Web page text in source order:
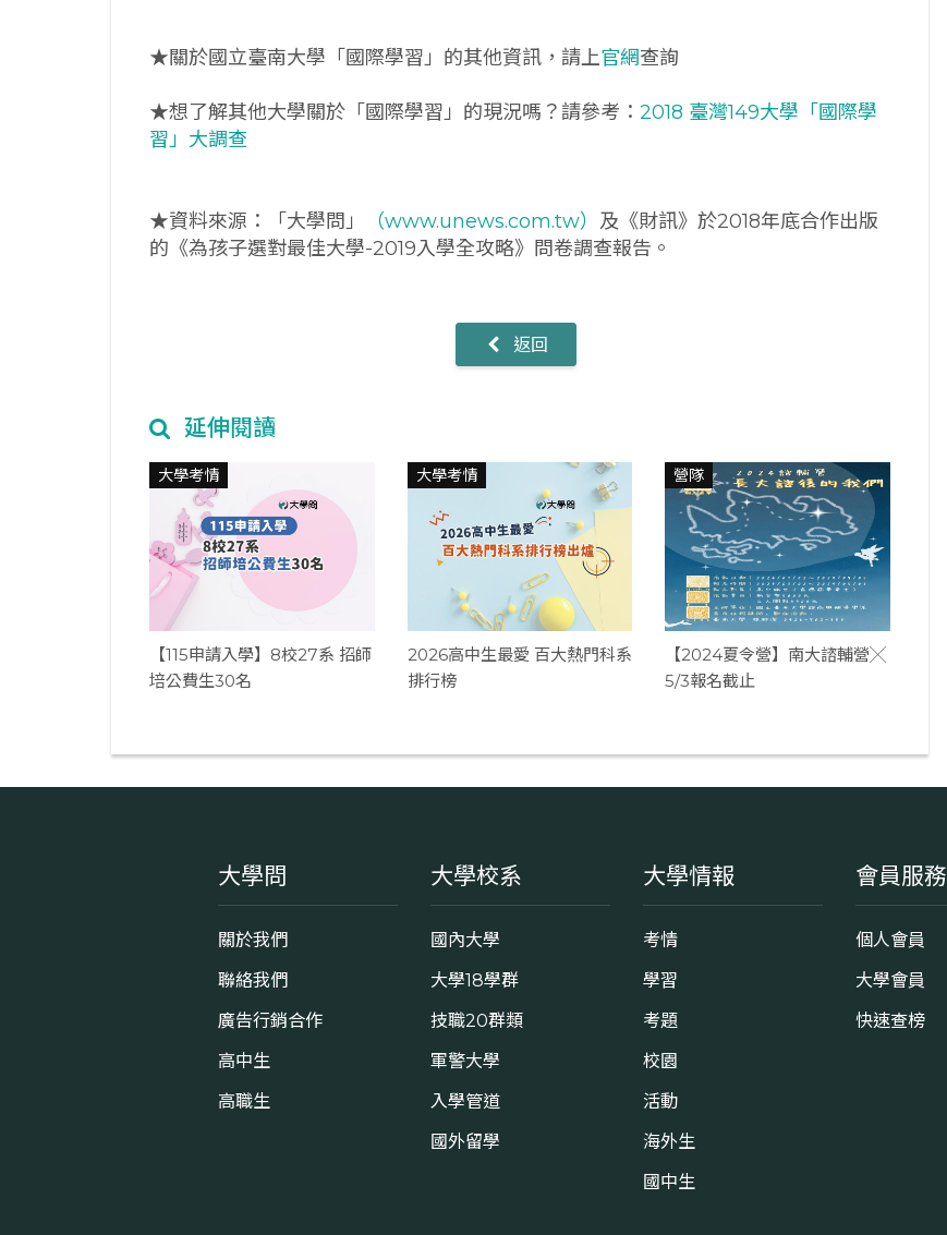
★關於國立臺南大學「國際學習」的其他資訊，請上官網查詢
★想了解其他大學關於「國際學習」的現況嗎？請參考： 2018 臺灣149大學「國際學
習」大調查
★資料來源：「大學問」 （www.unews.com.tw） 及《財訊》於2018年底合作出版
的《為孩子選對最佳大學-2019入學全攻略》問卷調查報告。
返回
延伸閱讀
大學考情
【115申請入學】8校27系 招師
培公費生30名
大學考情
2026高中生最愛 百大熱門科系
排行榜
營隊
【2024夏令營】南大諮輔營╳
5/3報名截止
大學問
關於我們
聯絡我們
廣告行銷合作
高中生
高職生
大學校系
國內大學
大學18學群
技職20群類
軍警大學
入學管道
國外留學
大學情報
考情
學習
考題
校園
活動
海外生
國中生
會員服務
個人會員
大學會員
快速查榜